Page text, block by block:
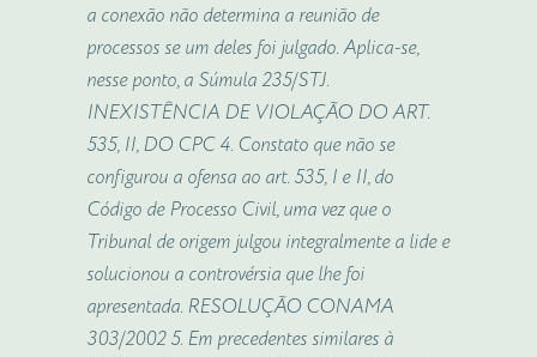
a conexão não determina a reunião de
processos se um deles foi julgado. Aplica-se,
nesse ponto, a Súmula 235/STJ.
INEXISTÊNCIA DE VIOLAÇÃO DO ART.
535, II, DO CPC 4. Constato que não se
configurou a ofensa ao art. 535, I e II, do
Código de Processo Civil, uma vez que o
Tribunal de origem julgou integralmente a lide e
solucionou a controvérsia que lhe foi
apresentada. RESOLUÇÃO CONAMA
303/2002 5. Em precedentes similares à